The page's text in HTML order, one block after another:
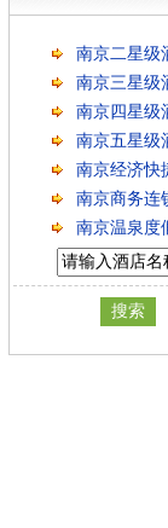
南京二星级
南京三星级
南京四星级
南京五星级
南京经济快
南京商务连
南京温泉度